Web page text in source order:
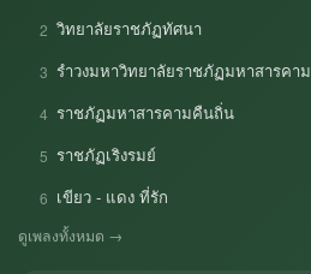
2 วิทยาลัยราชภัฏทัศนา
3 รำวงมหาวิทยาลัยราชภัฏมหาสารคาม
4 ราชภัฏมหาสารคามคืนถิ่น
5 ราชภัฏเริงรมย์
6 เขียว - แดง ที่รัก
ดูเพลงทั้งหมด →